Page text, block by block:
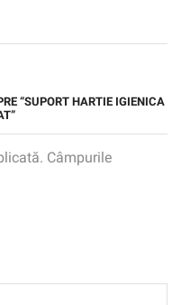
“SUPORT HARTIE IGIENICA
Câmpurile